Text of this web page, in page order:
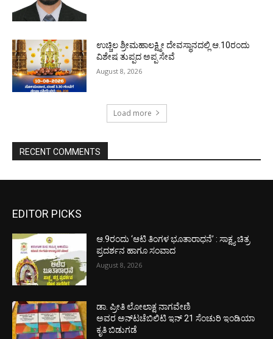
ಉಚ್ಚಿಲ ಶ್ರೀಮಹಾಲಕ್ಷ್ಮೀ ದೇವಸ್ಥಾನದಲ್ಲಿ ಆ.10ರಂದು
ವಿಶೇಷ ತುಪ್ಪದ ಅಪ್ಪ ಸೇವೆ
August 8, 2026
Load more
RECENT COMMENTS
EDITOR PICKS
ಆ.9ರಂದು ‘ಆಟಿ ತಿಂಗಳ ಭೂತಾರಾಧನೆ’ : ಸಾಕ್ಷ್ಯ ಚಿತ್ರ
ಪ್ರದರ್ಶನ ಹಾಗೂ ಸಂವಾದ
August 8, 2026
ಡಾ. ಪ್ರೀತಿ ಲೋಲಾಕ್ಷ ನಾಗವೇಣಿ
ಅವರ ಅನ್‌ಟಚೆಬಿಲಿಟಿ ಇನ್ 21 ಸೆಂಚುರಿ ಇಂಡಿಯಾ
ಕೃತಿ ಬಿಡುಗಡೆ